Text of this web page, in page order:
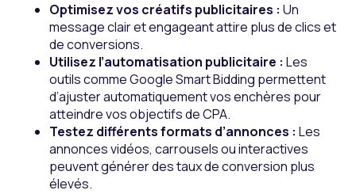
Optimisez vos créatifs publicitaires : Un
message clair et engageant attire plus de clics et
de conversions.
Utilisez l’automatisation publicitaire : Les
outils comme Google Smart Bidding permettent
d’ajuster automatiquement vos enchères pour
atteindre vos objectifs de CPA.
Testez différents formats d’annonces : Les
annonces vidéos, carrousels ou interactives
peuvent générer des taux de conversion plus
élevés.